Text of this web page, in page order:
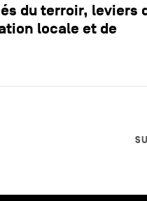
du terroir, leviers
locale et de